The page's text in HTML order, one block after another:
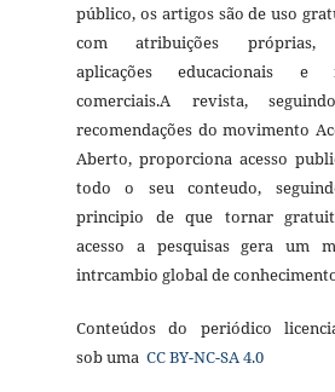
público, os artigos são de uso
com atribuições próprias,
aplicações educacionais e
comerciais.A revista,
recomendações do movimento
Aberto, proporciona acesso
todo o seu conteudo,
principio de que tornar
acesso a pesquisas gera um
intrcambio global de
Conteúdos do periódico
sob uma CC BY-NC-SA 4.0